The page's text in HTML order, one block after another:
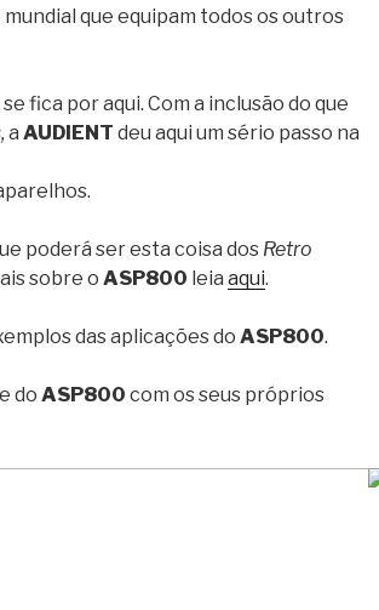
que equipam todos os outros
fica por aqui. Com a inclusão do que
a AUDIENT deu aqui um sério passo na
poderá ser esta coisa dos Retro
sobre o ASP800 leia aqui.
das aplicações do ASP800.
do ASP800 com os seus próprios